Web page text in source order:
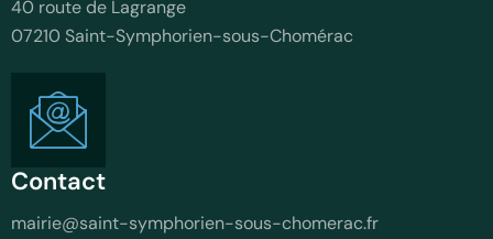
40 route de Lagrange
07210 Saint-Symphorien-sous-Chomérac
Contact
mairie@saint-symphorien-sous-chomerac.fr